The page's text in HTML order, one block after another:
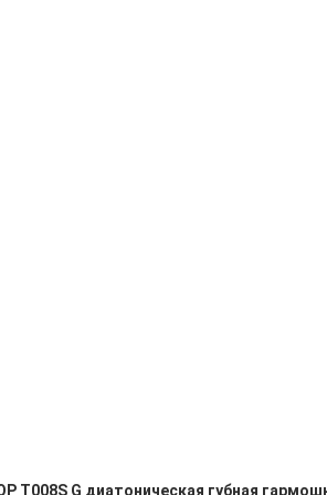
T008S G диатоническая губная